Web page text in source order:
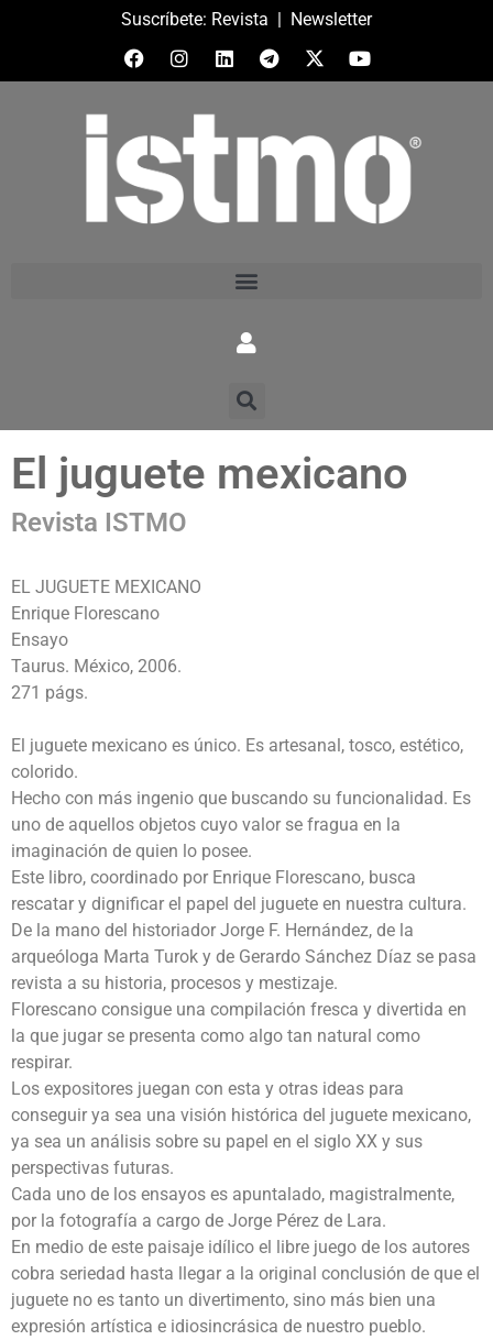
Suscríbete: Revista | Newsletter
El juguete mexicano
Revista ISTMO
EL JUGUETE MEXICANO
Enrique Florescano
Ensayo
Taurus. México, 2006.
271 págs.
El juguete mexicano es único. Es artesanal, tosco, estético,
colorido.
Hecho con más ingenio que buscando su funcionalidad. Es
uno de aquellos objetos cuyo valor se fragua en la
imaginación de quien lo posee.
Este libro, coordinado por Enrique Florescano, busca
rescatar y dignificar el papel del juguete en nuestra cultura.
De la mano del historiador Jorge F. Hernández, de la
arqueóloga Marta Turok y de Gerardo Sánchez Díaz se pasa
revista a su historia, procesos y mestizaje.
Florescano consigue una compilación fresca y divertida en
la que jugar se presenta como algo tan natural como
respirar.
Los expositores juegan con esta y otras ideas para
conseguir ya sea una visión histórica del juguete mexicano,
ya sea un análisis sobre su papel en el siglo XX y sus
perspectivas futuras.
Cada uno de los ensayos es apuntalado, magistralmente,
por la fotografía a cargo de Jorge Pérez de Lara.
En medio de este paisaje idílico el libre juego de los autores
cobra seriedad hasta llegar a la original conclusión de que el
juguete no es tanto un divertimento, sino más bien una
expresión artística e idiosincrásica de nuestro pueblo.